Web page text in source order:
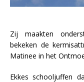
Zij maakten
bekeken de
Matinee in het
Ekkes schooljuffen